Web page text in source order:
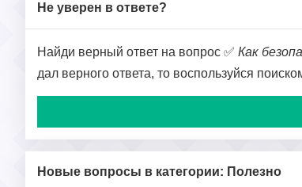
Не уверен в ответе?
Найди верный ответ на вопрос ✅ Как
дал верного ответа, то воспользуйся
Новые вопросы в категории: Полезно